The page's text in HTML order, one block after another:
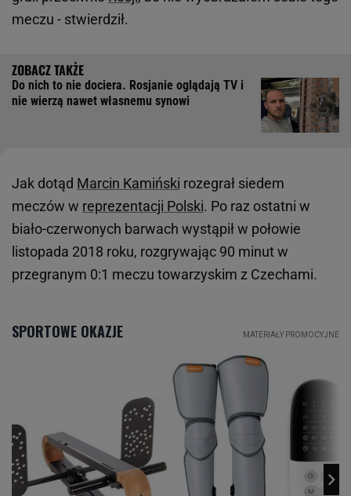
meczu - stwierdził.
Do nich to nie dociera. Rosjanie oglądają TV i
nie wierzą nawet własnemu synowi
Jak dotąd Marcin Kamiński rozegrał siedem
meczów w reprezentacji Polski. Po raz ostatni w
biało-czerwonych barwach wystąpił w połowie
listopada 2018 roku, rozgrywając 90 minut w
przegranym 0:1 meczu towarzyskim z Czechami.